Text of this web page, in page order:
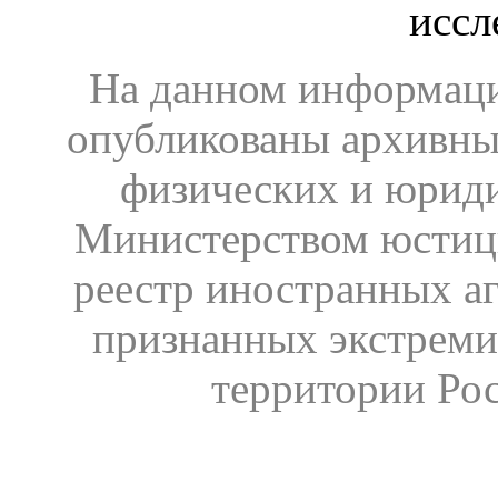
На данном
опубликованы
физических и
Министерством
реестр иностранных
признанных
территории